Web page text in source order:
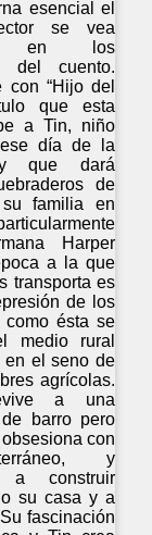
esencial el
se vea
en los
del cuento.
con “Hijo del
que esta
a Tin, niño
día de la
que dará
de
familia en
Harper
a la que
transporta es
de los
ésta se
medio rural
en el seno de
agrícolas.
a una
barro pero
con
y
a construir
su casa y a
fascinación